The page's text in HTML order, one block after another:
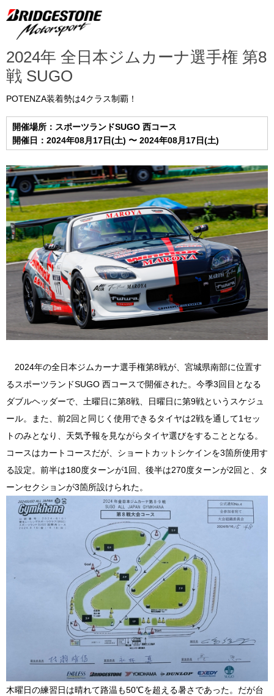
2024年 全日本ジムカーナ選手権 第8
戦 SUGO
POTENZA装着勢は4クラス制覇！
開催場所：スポーツランドSUGO 西コース
開催日：2024年08月17日(土) 〜 2024年08月17日(土)
2024年の全日本ジムカーナ選手権第8戦が、宮城県南部に位置す
るスポーツランドSUGO 西コースで開催された。今季3回目となる
ダブルヘッダーで、土曜日に第8戦、日曜日に第9戦というスケジュ
ール。また、前2回と同じく使用できるタイヤは2戦を通して1セッ
トのみとなり、天気予報を見ながらタイヤ選びをすることとなる。
コースはカートコースだが、ショートカットシケインを3箇所使用す
る設定。前半は180度ターンが1回、後半は270度ターンが2回と、タ
ーンセクションが3箇所設けられた。
木曜日の練習日は晴れて路温も50℃を超える暑さであった。だが台